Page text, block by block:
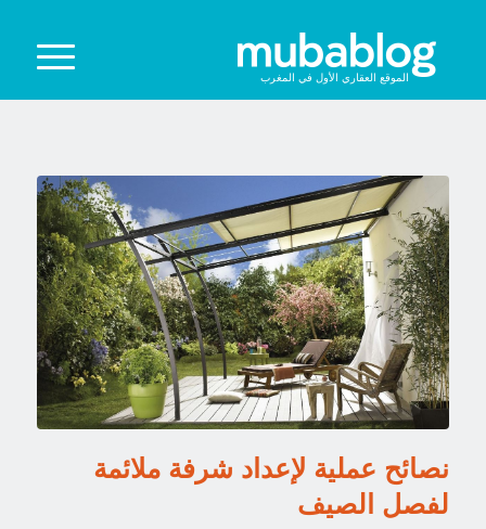
الموقع العقاري الأول في المغرب
نصائح عملية لإعداد شرفة ملائمة
لفصل الصيف